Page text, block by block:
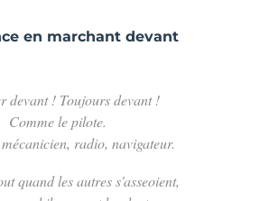
en marchant devant
devant ! Toujours devant !
Comme le pilote.
radio, navigateur.
quand les autres s'asseoient,